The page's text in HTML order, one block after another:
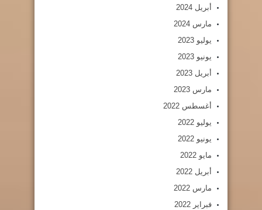
أبريل 2024
مارس 2024
يوليو 2023
يونيو 2023
أبريل 2023
مارس 2023
أغسطس 2022
يوليو 2022
يونيو 2022
مايو 2022
أبريل 2022
مارس 2022
فبراير 2022